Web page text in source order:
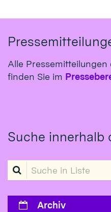
Alle Pressemitteilungen
finden Sie im
Suche innerhalb
Suche in Liste
Archiv